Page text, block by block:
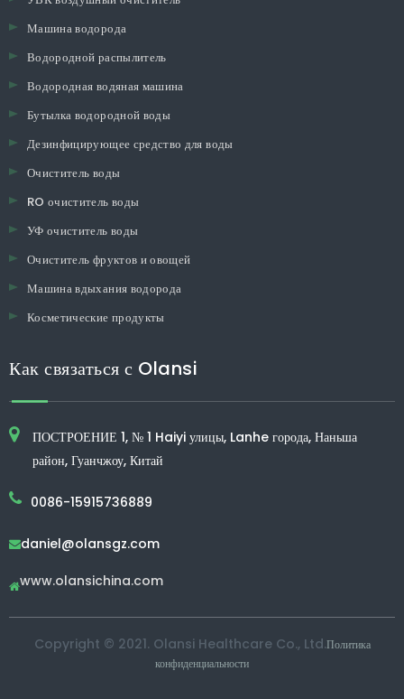
Машина водорода
Водородной распылитель
Водородная водяная машина
Бутылка водородной воды
Дезинфицирующее средство для воды
Очиститель воды
RO очиститель воды
УФ очиститель воды
Очиститель фруктов и овощей
Машина вдыхания водорода
Косметические продукты
Как связаться с Olansi
ПОСТРОЕНИЕ 1, № 1 Haiyi улицы, Lanhe города, Наньша
район, Гуанчжоу, Китай
0086-15915736889
daniel@olansgz.com
www.olansichina.com
Copyright © 2021. Olansi Healthcare Co., Ltd.Политика
конфиденциальности